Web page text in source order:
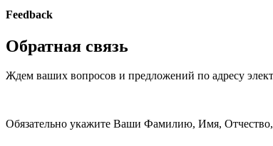
Feedback
Обратная связь
Ждем ваших вопросов и предложений по адресу
Обязательно укажите Ваши Фамилию, Имя, Отчество,